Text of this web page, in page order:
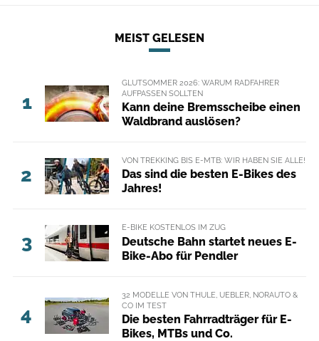
MEIST GELESEN
1
GLUTSOMMER 2026: WARUM RADFAHRER
AUFPASSEN SOLLTEN
Kann deine Bremsscheibe einen
Waldbrand auslösen?
2
VON TREKKING BIS E-MTB: WIR HABEN SIE ALLE!
Das sind die besten E-Bikes des
Jahres!
3
E-BIKE KOSTENLOS IM ZUG
Deutsche Bahn startet neues E-
Bike-Abo für Pendler
4
32 MODELLE VON THULE, UEBLER, NORAUTO &
CO IM TEST
Die besten Fahrradträger für E-
Bikes, MTBs und Co.